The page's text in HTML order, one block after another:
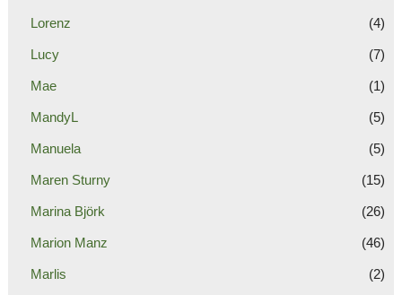
Lorenz (4)
Lucy (7)
Mae (1)
MandyL (5)
Manuela (5)
Maren Sturny (15)
Marina Björk (26)
Marion Manz (46)
Marlis (2)